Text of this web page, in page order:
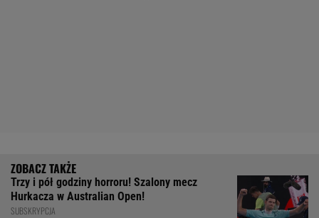
Trzy i pół godziny horroru! Szalony mecz
Hurkacza w Australian Open!
SUBSKRYPCJA